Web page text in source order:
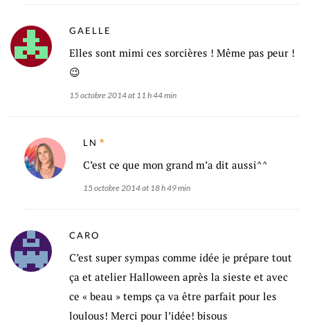
GAELLE
Elles sont mimi ces sorcières ! Même pas peur !
😉
15 octobre 2014 at 11 h 44 min
LN
C’est ce que mon grand m’a dit aussi^^
15 octobre 2014 at 18 h 49 min
CARO
C’est super sympas comme idée je prépare tout
ça et atelier Halloween après la sieste et avec
ce « beau » temps ça va être parfait pour les
loulous! Merci pour l’idée! bisous